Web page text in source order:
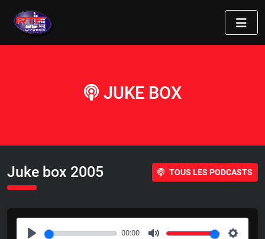
JUKE BOX
Juke box 2005 TOUS LES PODCASTS
00:00